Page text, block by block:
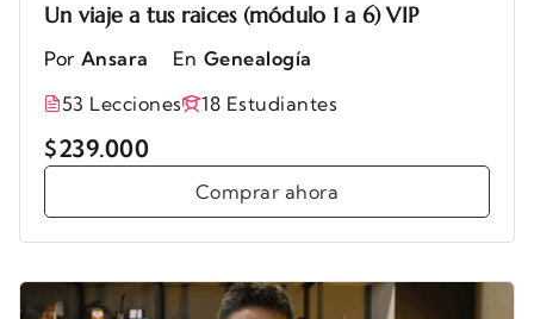
Un viaje a tus raices (módulo 1 a 6) VIP
Por Ansara En Genealogía
53 Lecciones
18 Estudiantes
$239.000
Comprar ahora